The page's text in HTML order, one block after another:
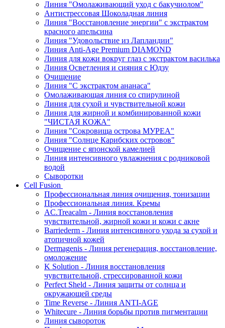
Линия "Омолаживающий уход с бакучиолом"
Антистрессовая Шоколадная линия
Линия "Восстановление энергии" с экстрактом
красного апельсина
Линия "Удовольствие из Лапландии"
Линия Anti-Age Premium DIAMOND
Линия для кожи вокруг глаз с экстрактом василька
Линия Осветления и сияния с Юдзу
Очищение
Линия "С экстрактом ананаса"
Омолаживающая линия со спирулиной
Линия для сухой и чувствительной кожи
Линия для жирной и комбинированной кожи
"ЧИСТАЯ КОЖА"
Линия "Сокровища острова МУРЕА"
Линия "Солнце Карибских островов"
Очищение с японской камелией
Линия интенсивного увлажнения с родниковой
водой
Сыворотки
Cell Fusion
Профессиональная линия очищения, тонизации
Профессиональная линия. Кремы
AC.Treacalm - Линия восстановления
чувствительной, жирной кожи и кожи с акне
Barriederm - Линия интенсивного ухода за сухой и
атопичной кожей
Dermagenis - Линия регенерация, восстановление,
омоложение
K Solution - Линия восстановления
чувствительной, стрессированной кожи
Perfect Sheld - Линия защиты от солнца и
окружающей среды
Time Reverse - Линия ANTI-AGE
Whitecure - Линия борьбы против пигментации
Линия сывороток